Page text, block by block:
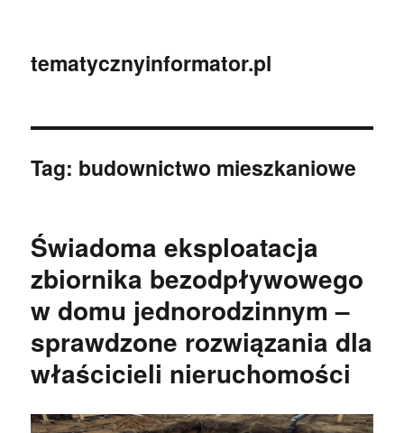
tematycznyinformator.pl
Tag: budownictwo mieszkaniowe
Świadoma eksploatacja
zbiornika bezodpływowego
w domu jednorodzinnym –
sprawdzone rozwiązania dla
właścicieli nieruchomości